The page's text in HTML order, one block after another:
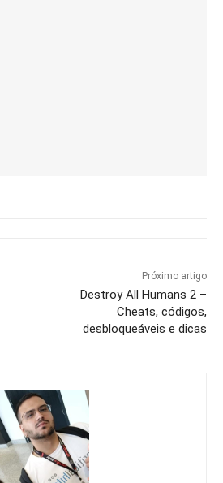
Próximo artigo
Destroy All Humans 2 –
Cheats, códigos,
desbloqueáveis e dicas